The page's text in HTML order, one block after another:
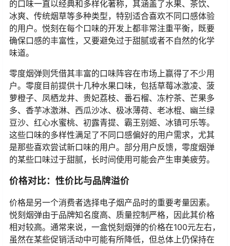
的口味一直以经典和多样化著称，其涵盖了水果、茶饮、
冰爽、传统烟草等多种类型，特别适合喜欢不同口感体验
的用户。悦刻在每个口味的开发上都非常注重平衡，既要
确保口感的丰富性，又要避免过于甜腻或者不自然的化学
味道。
零度烟弹则凭借其丰富的口味阵容在市场上赢得了不少用
户。零度目前提供十几种水果口味，包括草莓冰激凌、菠
萝橙子、凤栖龙井、贵妃荔枝、番石榴、冻柠茶、芒果多
多、香芋冰激淋、西瓜沙冰、极冰薄荷、老冰棍、幽兰绿
豆沙、红心水蜜桃、初露青提、霸王别姬、冰镇可乐等。
这些口味的多样性满足了不同口感偏好的用户需求，尤其
是那些喜欢尝试新口味的用户。部分用户反馈，零度烟弹
的某些口味过于甜腻，长时间使用可能会产生审美疲劳。
价格对比：性价比与品牌溢价
价格是另一个消费者选择电子烟产品时的重要考量因素。
悦刻烟弹由于品牌知名度高、质量控制严格，因此其价格
相对较高。通常来说，一盒悦刻烟弹的价格在100元左右，
虽然在某些促销活动中可能有所降低，但总体上仍保持在